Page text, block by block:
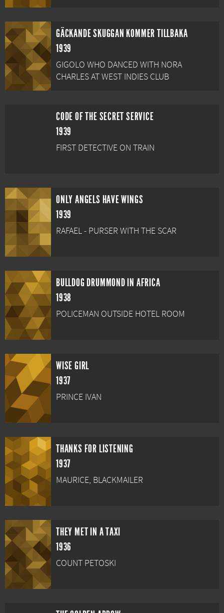
GÄCKANDE SKUGGAN KOMMER TILLBAKA
1939
GIGOLO WHO DANCED WITH NORA
CHARLES AT WEST INDIES CLUB
CODE OF THE SECRET SERVICE
1939
FIRST DETECTIVE ON TRAIN
ONLY ANGELS HAVE WINGS
1939
RAFAEL - PURSER WITH THE SCAR
BULLDOG DRUMMOND IN AFRICA
1938
POLICEMAN OUTSIDE HOTEL ROOM
WISE GIRL
1937
PRINCE IVAN
THANKS FOR LISTENING
1937
MAURICE, BLACKMAILER
THEY MET IN A TAXI
1936
COUNT PETOSKI